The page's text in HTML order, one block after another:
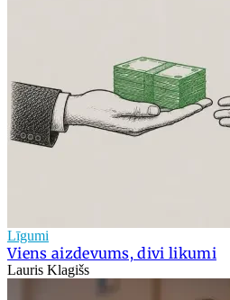
Līgumi
Viens aizdevums, divi likumi
Lauris Klagišs